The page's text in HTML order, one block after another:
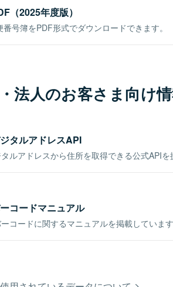
（2025年度版）
号簿をPDF形式でダウンロードできます。
法人のお客さま向け
タルアドレスAPI
ルアドレスから住所を取得できる公式APIを
コードマニュアル
コードに関するマニュアルを掲載しています